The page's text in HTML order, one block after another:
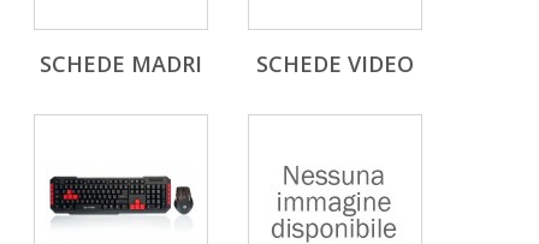
SCHEDE MADRI SCHEDE VIDEO